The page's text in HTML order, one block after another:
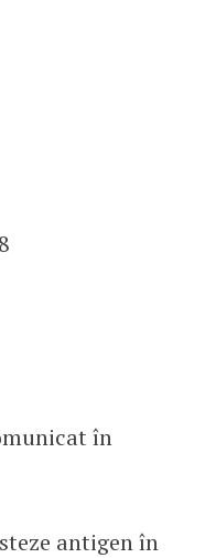
în
antigen în